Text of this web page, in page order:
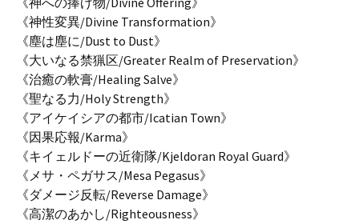
《神性変異/Divine Transformation》
《塵は塵に/Dust to Dust》
《大いなる禁猟区/Greater Realm of Preservation》
《治癒の軟膏/Healing Salve》
《聖なる力/Holy Strength》
《アイケイシアの都市/Icatian Town》
《因果応報/Karma》
《キイェルドーの近衛隊/Kjeldoran Royal Guard》
《メサ・ペガサス/Mesa Pegasus》
《ダメージ反転/Reverse Damage》
《高潔のあかし/Righteousness》